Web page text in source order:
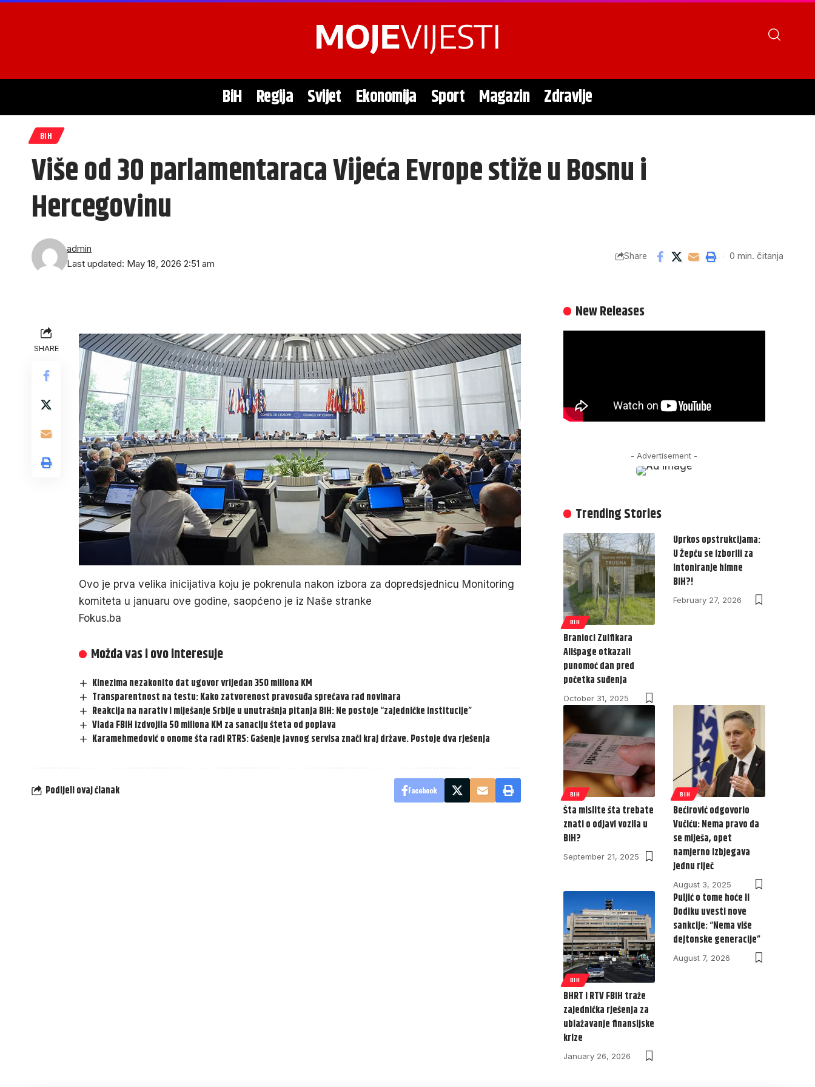
BiH Regija Svijet Ekonomija Sport Magazin Zdravlje
BIH
Više od 30 parlamentaraca Vijeća Evrope stiže u Bosnu i
Hercegovinu
Last updated: May 18, 2026 2:51 am
admin
Share 0 min. čitanja
SHARE
Ovo je prva velika inicijativa koju je pokrenula nakon izbora za dopredsjednicu Monitoring
komiteta u januaru ove godine, saopćeno je iz Naše stranke
Fokus.ba
Možda vas i ovo interesuje
Kinezima nezakonito dat ugovor vrijedan 350 miliona KM
Transparentnost na testu: Kako zatvorenost pravosuđa sprečava rad novinara
Reakcija na narativ i miješanje Srbije u unutrašnja pitanja BiH: Ne postoje “zajedničke institucije”
Vlada FBiH izdvojila 50 miliona KM za sanaciju šteta od poplava
Karamehmedović o onome šta radi RTRS: Gašenje javnog servisa znači kraj države. Postoje dva rješenja
Podijeli ovaj članak Facebook
New Releases
- Advertisement -
Trending Stories
BIH
Branioci Zulfikara
Ališpage otkazali
punomoć dan pred
početka suđenja
October 31, 2025
Uprkos opstrukcijama:
U Žepču se izborili za
intoniranje himne
BiH?!
February 27, 2026
BIH
Šta mislite šta trebate
znati o odjavi vozila u
BiH?
September 21, 2025
BIH
Bećirović odgovorio
Vučiću: Nema pravo da
se miješa, opet
namjerno izbjegava
jednu riječ
August 3, 2025
BIH
BHRT i RTV FBiH traže
zajednička rješenja za
ublažavanje finansijske
krize
January 26, 2026
Puljić o tome hoće li
Dodiku uvesti nove
sankcije: “Nema više
dejtonske generacije”
August 7, 2026